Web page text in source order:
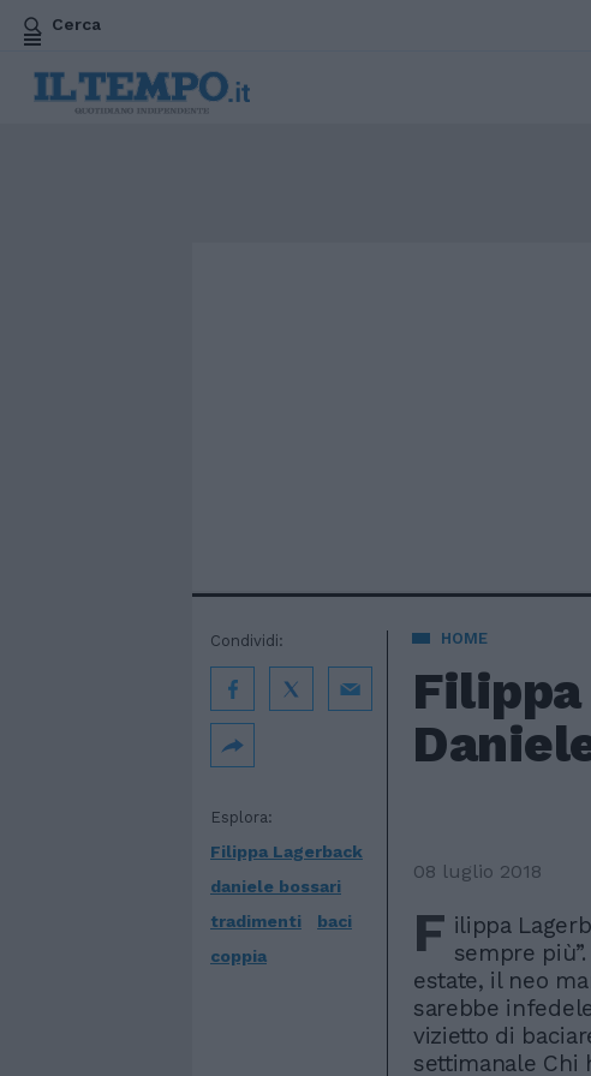
Cerca
HOME
Esplora:
Filippa Lagerback
daniele bossari
tradimenti
baci
coppia
Condividi:
08 luglio 2018
F ilippa
sempre
estate, il neo
sarebbe
vizietto di
settimanale